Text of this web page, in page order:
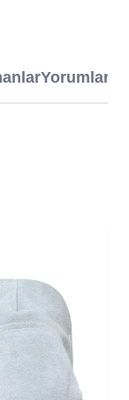
Yorumlar